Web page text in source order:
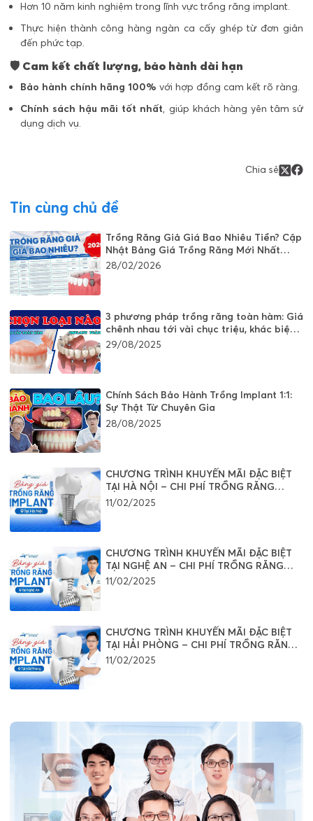
Hơn 10 năm kinh nghiệm trong lĩnh vực trồng răng implant.
Thực hiện thành công hàng ngàn ca cấy ghép từ đơn giản
đến phức tạp.
🛡️ Cam kết chất lượng, bảo hành dài hạn
Bảo hành chính hãng 100% với hợp đồng cam kết rõ ràng.
Chính sách hậu mãi tốt nhất, giúp khách hàng yên tâm sử
dụng dịch vụ.
Chia sẻ
Tin cùng chủ đề
Trồng Răng Giả Giá Bao Nhiêu Tiền? Cập
Nhật Bảng Giá Trồng Răng Mới Nhất
2026
28/02/2026
3 phương pháp trồng răng toàn hàm: Giá
chênh nhau tới vài chục triệu, khác biệt
nằm ở đâu?
29/08/2025
Chính Sách Bảo Hành Trồng Implant 1:1:
Sự Thật Từ Chuyên Gia
28/08/2025
CHƯƠNG TRÌNH KHUYẾN MÃI ĐẶC BIỆT
TẠI HÀ NỘI – CHI PHÍ TRỒNG RĂNG
IMPLANT
11/02/2025
CHƯƠNG TRÌNH KHUYẾN MÃI ĐẶC BIỆT
TẠI NGHỆ AN – CHI PHÍ TRỒNG RĂNG
IMPLANT
11/02/2025
CHƯƠNG TRÌNH KHUYẾN MÃI ĐẶC BIỆT
TẠI HẢI PHÒNG – CHI PHÍ TRỒNG RĂNG
IMPLANT
11/02/2025